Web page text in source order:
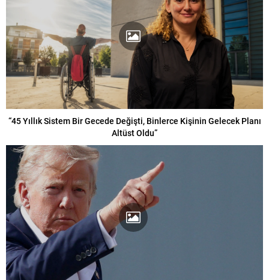
“45 Yıllık Sistem Bir Gecede Değişti, Binlerce Kişinin Gelecek Planı
Altüst Oldu”